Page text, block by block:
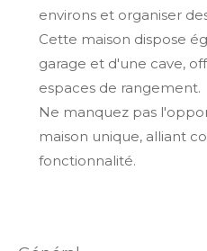
environs et organiser
Cette maison dispose
garage et d'une cave,
espaces de rangement.
Ne manquez pas
maison unique, alliant
fonctionnalité.